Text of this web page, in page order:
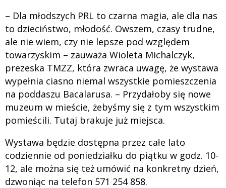
– Dla młodszych PRL to czarna magia, ale dla nas
to dzieciństwo, młodość. Owszem, czasy trudne,
ale nie wiem, czy nie lepsze pod względem
towarzyskim – zauważa Wioleta Michalczyk,
prezeska TMZZ, która zwraca uwagę, że wystawa
wypełnia ciasno niemal wszystkie pomieszczenia
na poddaszu Bacalarusa. – Przydałoby się nowe
muzeum w mieście, żebyśmy się z tym wszystkim
pomieścili. Tutaj brakuje już miejsca.
Wystawa będzie dostępna przez całe lato
codziennie od poniedziałku do piątku w godz. 10-
12, ale można się też umówić na konkretny dzień,
dzwoniąc na telefon 571 254 858.